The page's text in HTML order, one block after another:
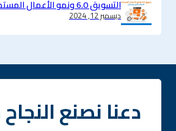
التسويق 6.0 ونمو الأعمال المستدامة
ديسمبر 12, 2024
دعنا نصنع